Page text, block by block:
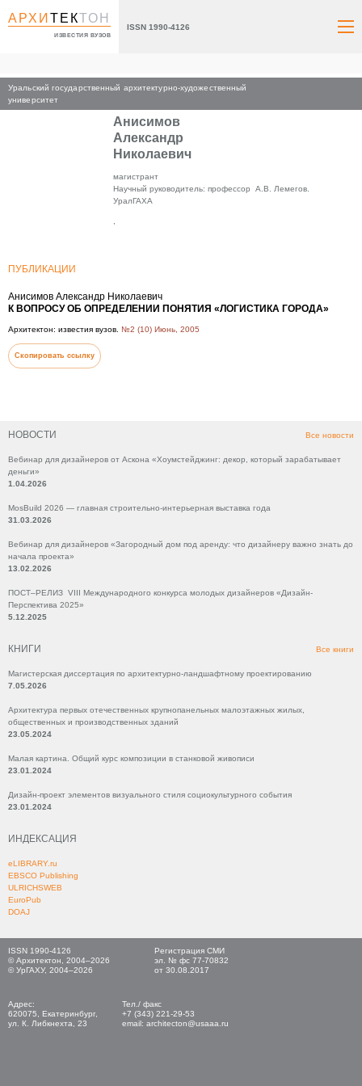
АРХИТЕКТОН
ИЗВЕСТИЯ ВУЗОВ
ISSN 1990-4126
Уральский государственный архитектурно-художественный
университет
НОВОСТИ Все новости
Вебинар для дизайнеров от Аскона «Хоумстейджинг: декор, который зарабатывает
деньги»
1.04.2026
MosBuild 2026 — главная строительно-интерьерная выставка года
31.03.2026
Вебинар для дизайнеров «Загородный дом под аренду: что дизайнеру важно знать до
начала проекта»
13.02.2026
ПОСТ–РЕЛИЗ VIII Международного конкурса молодых дизайнеров «Дизайн-
Перспектива 2025»
5.12.2025
КНИГИ Все книги
Магистерская диссертация по архитектурно-ландшафтному проектированию
7.05.2026
Архитектура первых отечественных крупнопанельных малоэтажных жилых,
общественных и производственных зданий
23.05.2024
Малая картина. Общий курс композиции в станковой живописи
23.01.2024
Дизайн-проект элементов визуального стиля социокультурного события
23.01.2024
ИНДЕКСАЦИЯ
eLIBRARY.ru
EBSCO Publishing
ULRICHSWEB
EuroPub
DOAJ
Главная
Анисимов
Александр
Николаевич
магистрант
Научный руководитель: профессор А.В. Лемегов.
УралГАХА
ПУБЛИКАЦИИ
Анисимов Александр Николаевич
К ВОПРОСУ ОБ ОПРЕДЕЛЕНИИ ПОНЯТИЯ «ЛОГИСТИКА ГОРОДА»
Архитектон: известия вузов. №2 (10) Июнь, 2005
Скопировать ссылку
ISSN 1990-4126
© Архитектон, 2004–2026
© УрГАХУ, 2004–2026
Регистрация СМИ
эл. № фс 77-70832
от 30.08.2017
Адрес:
620075, Екатеринбург,
ул. К. Либкнехта, 23
Тел./ факс
+7 (343) 221-29-53
email: architecton@usaaa.ru